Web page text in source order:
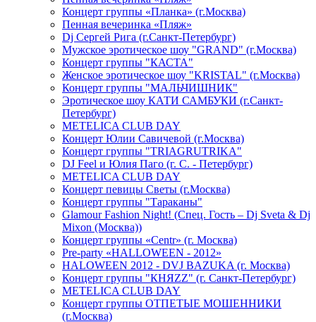
Концерт группы «Планка» (г.Москва)
Пенная вечеринка «Пляж»
Dj Сергей Рига (г.Санкт-Петербург)
Мужское эротическое шоу "GRAND" (г.Москва)
Концерт группы "КАСТА"
Женское эротическое шоу "KRISTAL" (г.Москва)
Концерт группы "МАЛЬЧИШНИК"
Эротическое шоу КАТИ САМБУКИ (г.Санкт-
Петербург)
METELICA CLUB DAY
Концерт Юлии Савичевой (г.Москва)
Концерт группы "TRIAGRUTRIKA"
DJ Feel и Юлия Паго (г. С. - Петербург)
METELICA CLUB DAY
Концерт певицы Светы (г.Москва)
Концерт группы "Тараканы"
Glamour Fashion Night! (Спец. Гость – Dj Sveta & Dj
Mixon (Москва))
Концерт группы «Centr» (г. Москва)
Pre-party «HALLOWEEN - 2012»
HALOWEEN 2012 - DVJ BAZUKA (г. Москва)
Концерт группы "КНЯZZ" (г. Санкт-Петербург)
METELICA CLUB DAY
Концерт группы ОТПЕТЫЕ МОШЕННИКИ
(г.Москва)